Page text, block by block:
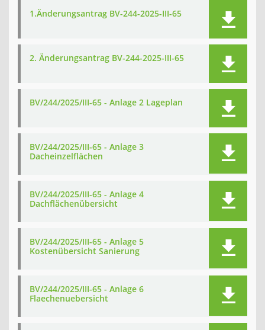
1.Änderungsantrag BV-244-2025-III-65
2. Änderungsantrag BV-244-2025-III-65
BV/244/2025/III-65 - Anlage 2 Lageplan
BV/244/2025/III-65 - Anlage 3
Dacheinzelflächen
BV/244/2025/III-65 - Anlage 4
Dachflächenübersicht
BV/244/2025/III-65 - Anlage 5
Kostenübersicht Sanierung
BV/244/2025/III-65 - Anlage 6
Flaechenuebersicht